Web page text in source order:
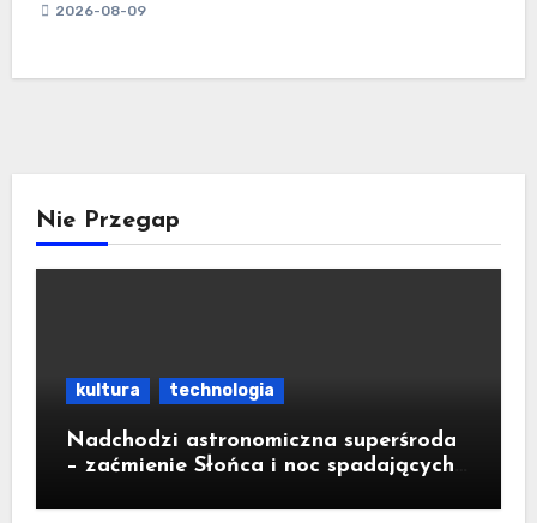
2026-08-09
Nie Przegap
kultura technologia
Nadchodzi astronomiczna superśroda
– zaćmienie Słońca i noc spadających